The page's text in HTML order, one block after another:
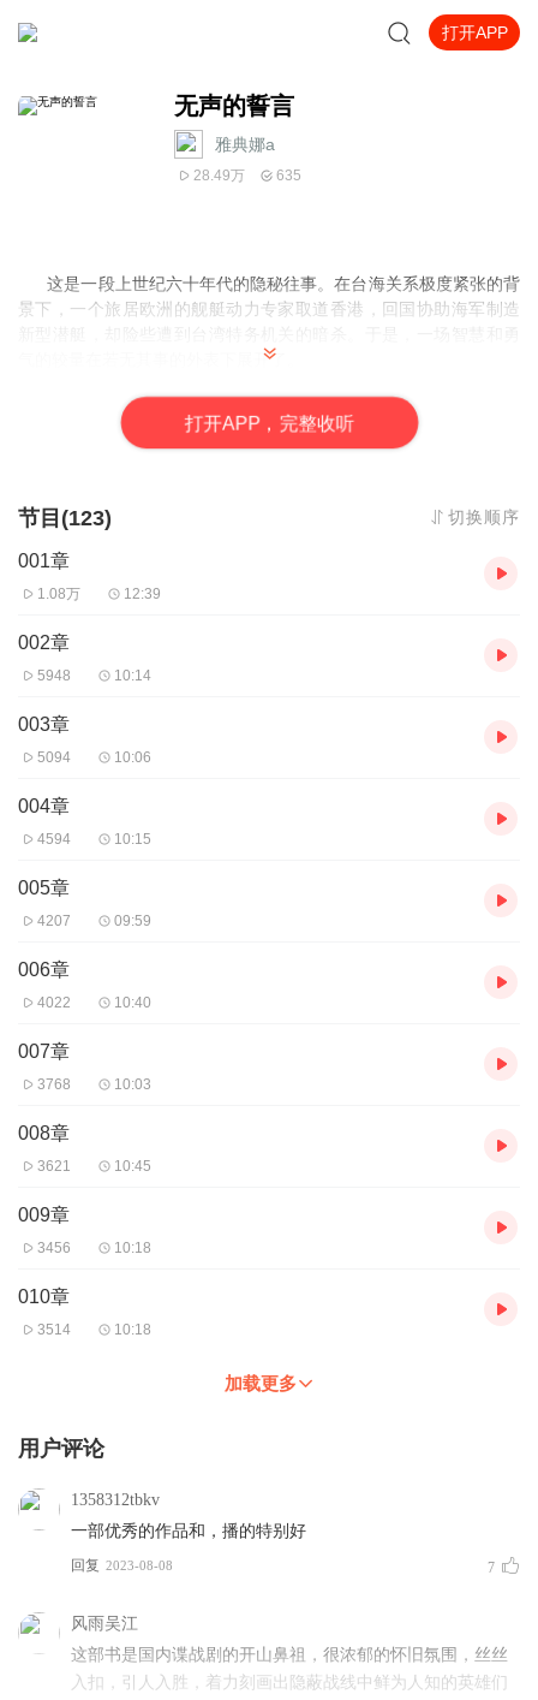
打开APP
无声的誓言
雅典娜a
28.49万 635
这是一段上世纪六十年代的隐秘往事。在台海关系极度紧张的背
景下，一个旅居欧洲的舰艇动力专家取道香港，回国协助海军制造
气的较量在若无其事的外表下展开了。
打开APP，完整收听
节目(123) 切换顺序
001章
1.08万 12:39
002章
5948 10:14
003章
5094 10:06
004章
4594 10:15
005章
4207 09:59
006章
4022 10:40
007章
3768 10:03
008章
3621 10:45
009章
3456 10:18
010章
3514 10:18
加载更多
用户评论
1358312tbkv
一部优秀的作品和，播的特别好
回复 2023-08-08 7
风雨吴江
这部书是国内谍战剧的开山鼻祖，很浓郁的怀旧氛围，丝丝
入扣，引人入胜，着力刻画出隐蔽战线中鲜为人知的英雄们